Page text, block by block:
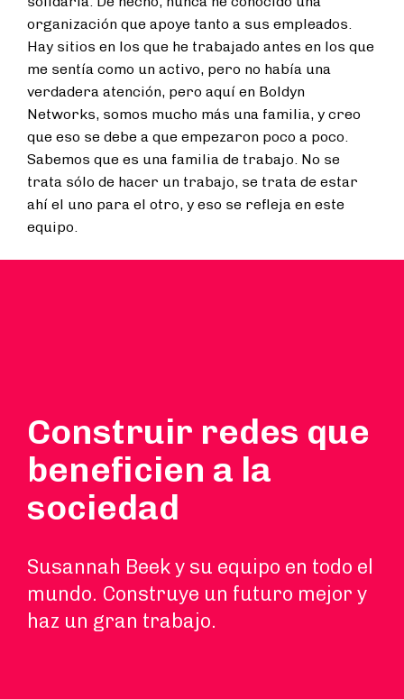
organización que apoye tanto a sus empleados.
Hay sitios en los que he trabajado antes en los que
me sentía como un activo, pero no había una
verdadera atención, pero aquí en Boldyn
Networks, somos mucho más una familia, y creo
que eso se debe a que empezaron poco a poco.
Sabemos que es una familia de trabajo. No se
trata sólo de hacer un trabajo, se trata de estar
ahí el uno para el otro, y eso se refleja en este
equipo.
Construir redes que
beneficien a la
sociedad
Susannah Beek y su equipo en todo el
mundo. Construye un futuro mejor y
haz un gran trabajo.